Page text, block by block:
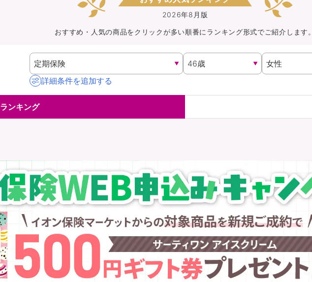
持病がある方向け
持病がある方向け
がん保険
バイク保険 火災保険
ペット保険
イオンカード会員さま
専用保険（損害保険）
WAON POINT還元型保険
2026年8月版
おすすめ・人気の商品をクリックが多い順番にランキング形式でご紹介します。
詳細条件を追加する
ランキング